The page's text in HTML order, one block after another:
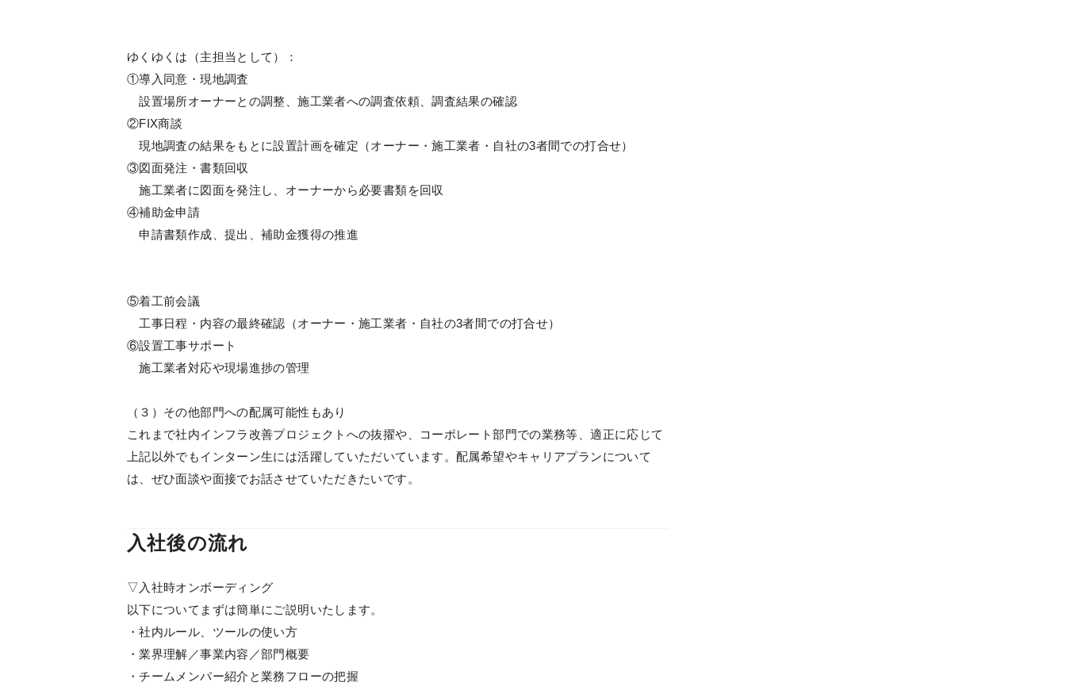
ゆくゆくは（主担当として）：
①導入同意・現地調査
設置場所オーナーとの調整、施工業者への調査依頼、調査結果の確認
②FIX商談
現地調査の結果をもとに設置計画を確定（オーナー・施工業者・自社の3者間での打合せ）
③図面発注・書類回収
施工業者に図面を発注し、オーナーから必要書類を回収
④補助金申請
申請書類作成、提出、補助金獲得の推進
⑤着工前会議
工事日程・内容の最終確認（オーナー・施工業者・自社の3者間での打合せ）
⑥設置工事サポート
施工業者対応や現場進捗の管理
（３）その他部門への配属可能性もあり
これまで社内インフラ改善プロジェクトへの抜擢や、コーポレート部門での業務等、適正に応じて
上記以外でもインターン生には活躍していただいています。配属希望やキャリアプランについて
は、ぜひ面談や面接でお話させていただきたいです。
入社後の流れ
▽入社時オンボーディング
以下についてまずは簡単にご説明いたします。
・社内ルール、ツールの使い方
・業界理解／事業内容／部門概要
・チームメンバー紹介と業務フローの把握